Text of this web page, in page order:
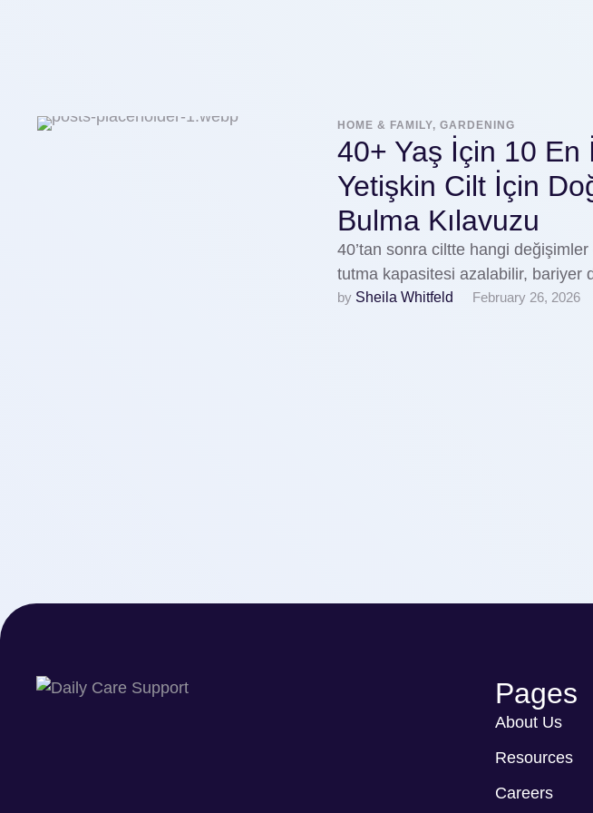
HOME & FAMILY, GARDENING
40+ Yaş İçin 10 En
Yetişkin Cilt İçin
Bulma Kılavuzu
40’tan sonra ciltte hangi
tutma kapasitesi azalabilir, bariyer
by Sheila Whitfeld February 26, 2026
Pages
About Us
Resources
Careers